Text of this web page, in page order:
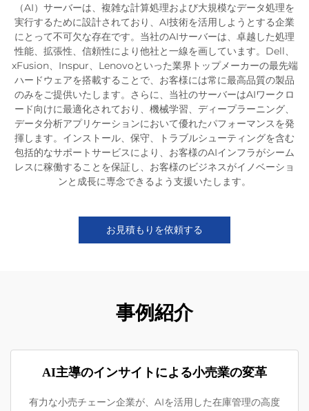
（AI）サーバーは、複雑な計算処理および大規模なデータ処理を
実行するために設計されており、AI技術を活用しようとする企業
にとって不可欠な存在です。当社のAIサーバーは、卓越した処理
性能、拡張性、信頼性により他社と一線を画しています。Dell、
xFusion、Inspur、Lenovoといった業界トップメーカーの最先端
ハードウェアを搭載することで、お客様には常に最高品質の製品
のみをご提供いたします。さらに、当社のサーバーはAIワークロ
ード向けに最適化されており、機械学習、ディープラーニング、
データ分析アプリケーションにおいて優れたパフォーマンスを発
揮します。インストール、保守、トラブルシューティングを含む
包括的なサポートサービスにより、お客様のAIインフラがシーム
レスに稼働することを保証し、お客様のビジネスがイノベーショ
ンと成長に専念できるよう支援いたします。
お見積もりを依頼する
事例紹介
AI主導のインサイトによる小売業の変革
有力な小売チェーン企業が、AIを活用した在庫管理の高度